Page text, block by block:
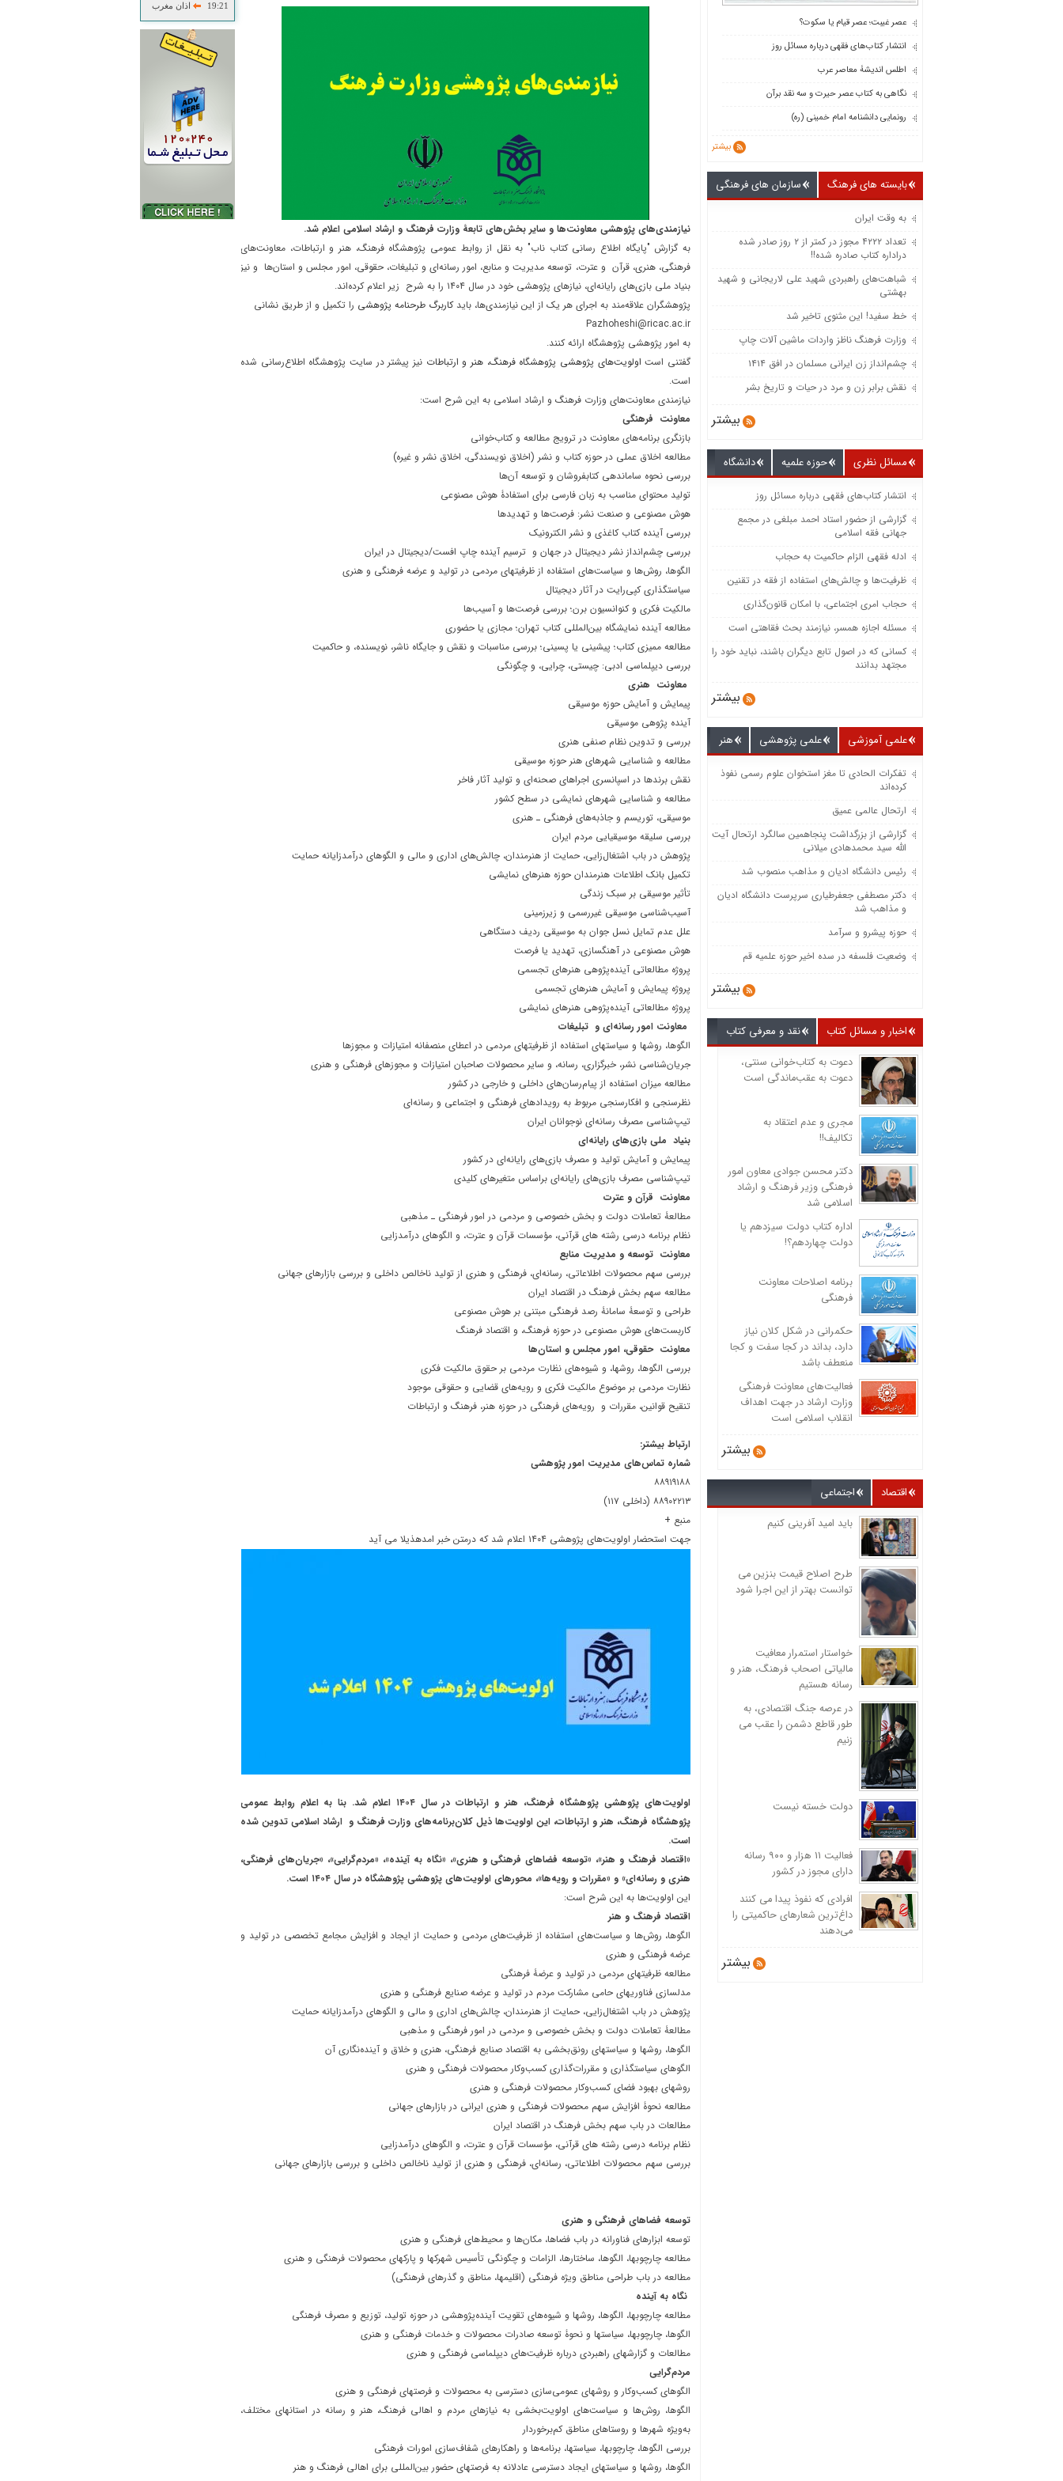
عصر غیبت؛ عصر قیام یا سکوت؟
انتشار کتاب‌های فقهی درباره مسائل روز
اطلس اندیشۀ معاصر عرب
نگاهی به کتاب عصر حیرت و سه نقد برآن
رونمایی دانشنامه امام خمینی (ره)
بیشتر
بایسته های فرهنگ سازمان های فرهنگی
به وقت ایران
تعداد ۴۲۲۲ مجوز در کمتر از ۲ روز صادر شده
دراداره کتاب صادره شده!!
شباهت‌های راهبردی شهید علی لاریجانی و شهید
بهشتی
خط سفید! این مثنوی تاخیر شد
وزارت فرهنگ ناظز واردات ماشین‌ آلات چاپ
چشم‌انداز زن ایرانی مسلمان در افق ۱۴۱۴
نقش برابر زن و مرد در حیات و تاریخ بشر
بیشتر
مسائل نظری حوزه علمیه دانشگاه
انتشار کتاب‌های فقهی درباره مسائل روز
گزارشی از حضور استاد احمد مبلغی در مجمع
جهانی فقه اسلامی
ادله فقهی الزام حاکمیت به حجاب
ظرفیت‌‌ها و چالش‌‌های استفاده از فقه در تقنین
حجاب امری اجتماعی، با امکان قانون‌گذاری
مسئله اجازه همسر، نیازمند بحث فقاهتی است
کسانی که در اصول تابع دیگران باشند، نباید خود را
مجتهد بدانند
بیشتر
علمی آموزشی علمی پژوهشی هنر
تفکرات الحادی تا مغز استخوان علوم رسمی نفوذ
کرده‌اند
ارتحال عالمی عمیق
گزارشی از بزرگداشت پنجاهمین سالگرد ارتحال آیت
الله سید محمدهادی میلانی
رئیس دانشگاه ادیان و مذاهب منصوب شد
دکتر مصطفی جعفرطیاری سرپرست دانشگاه ادیان
و مذاهب شد
حوزه پیشرو و سرآمد
وضعیت فلسفه در سده اخیر حوزه علمیه قم
بیشتر
اخبار و مسائل کتاب نقد و معرفی کتاب
دعوت به کتاب‌خوانی سنتی،
دعوت به عقب‌ماندگی است
مجری و عدم اعتقاد به
تکالیف!!
دکتر محسن جوادی معاون امور
فرهنگی وزیر فرهنگ و ارشاد
اسلامی شد
اداره کتاب دولت سیزدهم یا
دولت چهاردهم؟!
برنامه اصلاحات معاونت
فرهنگی
حکمرانی در شکل کلان نیاز
دارد، بداند در کجا سفت و کجا
منعطف باشد
فعالیت‌های معاونت فرهنگی
وزارت ارشاد در جهت اهداف
انقلاب اسلامی است
بیشتر
اقتصاد اجتماعی
باید امید آفرینی کنیم
طرح اصلاح قیمت بنزین می
توانست بهتر از این اجرا شود
خواستار استمرار معافیت
مالیاتی اصحاب فرهنگ، هنر و
رسانه هستیم
در عرصه جنگ اقتصادی، به
طور قاطع دشمن را عقب می
زنیم
دولت خسته نیست
فعالیت 11 هزار و ۹۰۰ رسانه
دارای مجوز در کشور
افرادی که نفوذ پیدا می کنند
داغ‌ترین شعارهای حاکمیتی را
می‌دهند
بیشتر
19:21
اذان مغرب
نیازمندی‎‌‌های پژوهشی معاونت‎‌ها و سایر بخش‎‌های تابعۀ وزارت فرهنگ و ارشاد اسلامی اعلام شد.
به گزارش "پایگاه اطلاع رسانی کتاب ناب" به نقل از روابط عمومی پژوهشگاه فرهنگ، هنر و ارتباطات، معاونت‌های
فرهنگی، هنری، قرآن و عترت، توسعه مدیریت و منابع، امور رسانه‌ای و تبلیغات، حقوقی، امور مجلس و استان‌ها و نیز
بنیاد ملی بازی‌های رایانه‌ای، نیازهای پژوهشی خود در سال ۱۴۰۴ را به شرح زیر اعلام کرده‌اند.
پژوهشگران علاقه‌مند به اجرای هر یک از این نیازمندی‌ها، باید کاربرگ طرحنامه پژوهشی را تکمیل و از طریق نشانی
Pazhoheshi@ricac.ac.ir
به امور پژوهشی پژوهشگاه ارائه کنند.
گفتنی است اولویت‌های پژوهشی پژوهشگاه فرهنگ، هنر و ارتباطات نیز پیشتر در سایت پژوهشگاه اطلاع‌رسانی شده
است.
نیازمندی معاونت‌های وزارت فرهنگ و ارشاد اسلامی به این شرح است:
معاونت فرهنگی
بازنگری برنامه‌های معاونت در ترویج مطالعه و کتاب‌خوانی
مطالعه اخلاق عملی در حوزه کتاب و نشر (اخلاق نویسندگی، اخلاق نشر و غیره)
بررسی نحوه ساماندهی کتابفروشان و توسعه آن‌ها
تولید محتوای مناسب به زبان فارسی برای استفادۀ هوش مصنوعی
هوش مصنوعی و صنعت نشر: فرصت‌ها و تهدیدها
بررسی آینده کتاب کاغذی و نشر الکترونیک
بررسی چشم‌انداز نشر دیجیتال در جهان و ترسیم آینده چاپ افست/دیجیتال در ایران
الگوها، روش‌ها و سیاست‌های استفاده از ظرفیت‎های مردمی در تولید و عرضه فرهنگی و هنری
سیاست‎گذاری کپی‌رایت در آثار دیجیتال
مالکیت فکری و کنوانسیون برن؛ بررسی فرصت‌ها و آسیب‌ها
مطالعه آینده نمایشگاه بین‌المللی کتاب تهران؛ مجازی یا حضوری
مطالعه ممیزی کتاب؛ پیشینی یا پسینی؛ بررسی مناسبات و نقش و جایگاه ناشر، نویسنده، و حاکمیت
بررسی دیپلماسی ادبی: چیستی، چرایی، و چگونگی
معاونت هنری
پیمایش و آمایش حوزه موسیقی
آینده پژوهی موسیقی
بررسی و تدوین نظام صنفی هنری
مطالعه و شناسایی شهرهای هنر حوزه موسیقی
نقش برندها در اسپانسری اجراهای صحنه‌ای و تولید آثار فاخر
مطالعه و شناسایی شهرهای نمایشی در سطح کشور
موسیقی، توریسم و جاذبه‌های فرهنگی ـ هنری
بررسی سلیقه موسیقیایی مردم ایران
پژوهش در باب اشتغال‌زایی، حمایت از هنرمندان، چالش‌های اداری و مالی و الگوهای درآمدزایانه حمایت
تکمیل بانک اطلاعات هنرمندان حوزه هنرهای نمایشی
تأثیر موسیقی بر سبک زندگی
آسیب‌شناسی موسیقی غیررسمی و زیرزمینی
علل عدم تمایل نسل جوان به موسیقی ردیف دستگاهی
هوش مصنوعی در آهنگسازی، تهدید یا فرصت
پروژه مطالعاتی آینده‌پژوهی هنرهای تجسمی
پروژه پیمایش و آمایش هنرهای تجسمی
پروژه مطالعاتی آینده‌پژوهی هنرهای نمایشی
معاونت امور رسانه‌‎ای و تبلیغات
الگوها، روش‎ها و سیاست‎های استفاده از ظرفیت‎های مردمی در اعطای منصفانه امتیازات و مجوزها
جریان‎‌‌شناسی نشر، خبرگزاری، رسانه، و سایر محصولات صاحبان امتیازات و مجوزهای فرهنگی و هنری
مطالعه میزان استفاده از پیام‎‌رسان‎‌های داخلی و خارجی در کشور
نظرسنجی و افکارسنجی مربوط به رویدادهای فرهنگی و اجتماعی و رسانه‌ای
تیپ‌شناسی مصرف رسانه‌ای نوجوانان ایران
بنیاد ملی بازی‌های رایانه‌ای
پیمایش و آمایش تولید و مصرف بازی‎‌های رایانه‌ای در کشور
تیپ‌شناسی مصرف بازی‌‎های رایانه‌ای براساس متغیرهای کلیدی
معاونت قرآن و عترت
مطالعۀ تعاملات دولت و بخش خصوصی و مردمی در امور فرهنگی ـ مذهبی
نظام برنامه درسی رشته های قرآنی، مؤسسات قرآن و عترت، و الگوهای درآمدزایی
معاونت توسعه و مدیریت منابع
بررسی سهم محصولات اطلاعاتی، رسانه‌ای، فرهنگی و هنری از تولید ناخالص داخلی و بررسی بازارهای جهانی
مطالعه سهم بخش فرهنگ در اقتصاد ایران
طراحی و توسعۀ سامانۀ رصد فرهنگی مبتنی بر هوش مصنوعی
کاربست‌های هوش مصنوعی در حوزه فرهنگ، و اقتصاد فرهنگ
معاونت حقوقی، امور مجلس و استان‌ها
بررسی الگوها، روش‎ها، و شیوه‌های نظارت مردمی بر حقوق مالکیت فکری
نظارت مردمی بر موضوع مالکیت فکری و رویه‎‌های قضایی و حقوقی موجود
تنقیح قوانین، مقررات و رویه‌های فرهنگی در حوزه هنر، فرهنگ و ارتباطات
ارتباط بیشتر:
شماره تماس‌های مدیریت امور پژوهشی
۸۸۹۱۹۱۸۸
۸۸۹۰۲۲۱۳ (داخلی ۱۱۷)
منبع +
جهت استحضار اولویت‌های پژوهشی ۱۴۰۴ اعلام شد که درمتن خبر امدهذیلا می آید
اولویت‎‌های پژوهشی پژوهشگاه فرهنگ، هنر و ارتباطات در سال ۱۴۰۴ اعلام شد. بنا به اعلام روابط عمومی
پژوهشگاه فرهنگ، هنر و ارتباطات، این اولویت‌ها ذیل کلان‌برنامه‌های وزارت فرهنگ و ارشاد اسلامی تدوین شده
است.
«اقتصاد فرهنگ و هنر»، «توسعه فضاهای فرهنگی و هنری»، «نگاه به آینده»، «مردم‌گرایی»، «جریان‌های فرهنگی،
هنری و رسانه‌ای» و «مقررات و رویه‌ها»، محورهای اولویت‌های پژوهشی پژوهشگاه در سال ۱۴۰۴ است.
این اولویت‌ها به این شرح است:
اقتصاد فرهنگ و هنر
الگوها، رو‌ش‌‎ها و سیاست‌های استفاده از ظرفیت‌های مردمی و حمایت از ایجاد و افزایش مجامع تخصصی در تولید و
عرضه فرهنگی و هنری
مطالعه ظرفیت‎های مردمی در تولید و عرضۀ فرهنگی
مدل‎سازی فناوری‎های حامی مشارکت مردم در تولید و عرضه صنایع فرهنگی و هنری
پژوهش در باب اشتغال‌زایی، حمایت از هنرمندان، چالش‌های اداری و مالی و الگوهای درآمدزایانه حمایت
مطالعۀ تعاملات دولت و بخش خصوصی و مردمی در امور فرهنگی و مذهبی
الگوها، روش‎ها و سیاست‎های رونق‌بخشی به اقتصاد صنایع فرهنگی، هنری و خلاق و آینده‌‎نگاری آن
الگوهای سیاست‎گذاری و مقررات‌گذاری کسب‌وکار محصولات فرهنگی و هنری
روش‎های بهبود فضای کسب‌‎وکار محصولات فرهنگی و هنری
مطالعه نحوۀ افزایش سهم محصولات فرهنگی و هنری ایرانی در بازارهای جهانی
مطالعات در باب سهم بخش فرهنگ در اقتصاد ایران
نظام برنامه درسی رشته های قرآنی، مؤسسات قرآن و عترت، و الگوهای درآمدزایی
بررسی سهم محصولات اطلاعاتی، رسانه‌ای، فرهنگی و هنری از تولید ناخالص داخلی و بررسی بازارهای جهانی
توسعه فضاهای فرهنگی و هنری
توسعه ابزارهای فناورانه در باب فضاها، مکان‌ها و محیط‌های فرهنگی و هنری
مطالعه چارچوب‎ها، الگوها، ساختارها، الزامات و چگونگی تأسیس شهرک‎ها و پارک‎های محصولات فرهنگی و هنری
مطالعه در باب طراحی مناطق ویژه فرهنگی (اقلیم‎ها، مناطق و گذرهای فرهنگی)
نگاه به آینده
مطالعه چارچوب‎ها، الگوها، روش‎ها و شیوه‌های تقویت آینده‌پژوهشی در حوزه‎ تولید، توزیع و مصرف فرهنگی
الگوها، چارچوب‎ها، سیاست‎ها و نحوۀ توسعه صادرات محصولات و خدمات فرهنگی و هنری
مطالعات و گزارش‎های راهبردی درباره ظرفیت‌های دیپلماسی فرهنگی و هنری
مردم‌گرایی
الگوهای کسب‌‎وکار و روش‎های عمومی‌سازی دسترسی به محصولات و فرصت‎های فرهنگی و هنری
الگوها، روش‌ها و سیاست‌های اولویت‌بخشی به نیازهای مردم و اهالی فرهنگ، هنر و رسانه در استان‎های مختلف،
به‌ویژه شهرها و روستاهای مناطق کم‌برخوردار
بررسی الگوها، چارچوب‎ها، سیاست‎ها، برنامه‌ها و راهکارهای شفاف‌سازی امورات فرهنگی
الگوها، روش‎ها و سیاست‎های ایجاد دسترسی عادلانه به فرصت‎های حضور بین‌المللی برای اهالی فرهنگ و هنر